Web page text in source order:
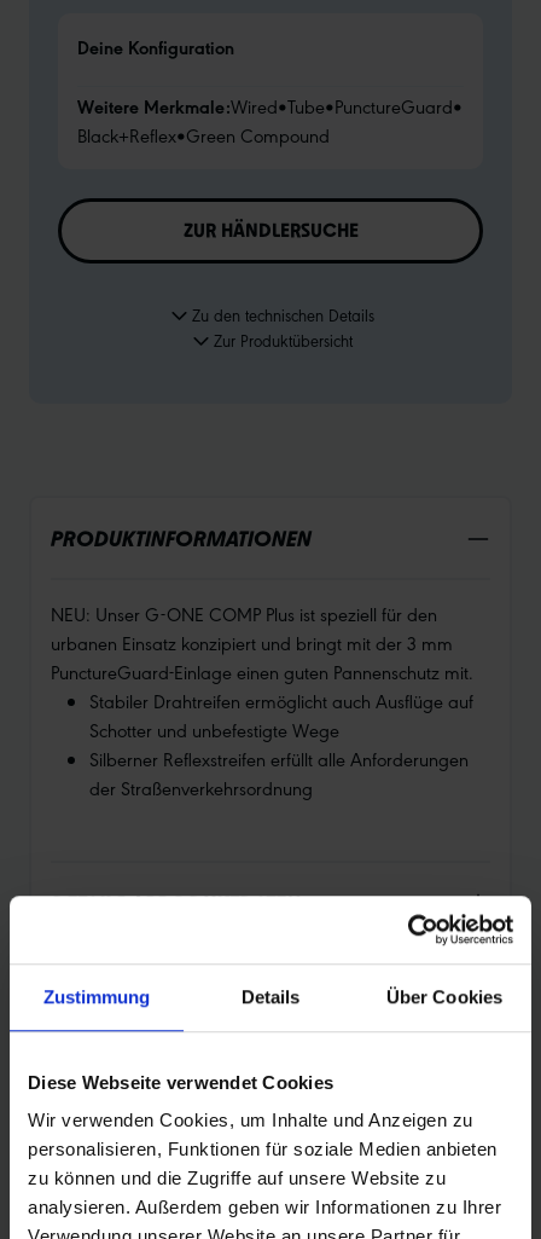
Zustimmung Details Über Cookies
Diese Webseite verwendet Cookies
Wir verwenden Cookies, um Inhalte und Anzeigen zu
personalisieren, Funktionen für soziale Medien anbieten
zu können und die Zugriffe auf unsere Website zu
analysieren. Außerdem geben wir Informationen zu Ihrer
Deine Konfiguration
Weitere Merkmale:Wired•Tube•PunctureGuard•
Black+Reflex•Green Compound
ZUR HÄNDLERSUCHE
Zu den technischen Details
Zur Produktübersicht
PRODUKTINFORMATIONEN
NEU: Unser G-ONE COMP Plus ist speziell für den
urbanen Einsatz konzipiert und bringt mit der 3 mm
PunctureGuard‑Einlage einen guten Pannenschutz mit.
Stabiler Drahtreifen ermöglicht auch Ausflüge auf
Schotter und unbefestigte Wege
Silberner Reflexstreifen erfüllt alle Anforderungen
der Straßenverkehrsordnung
DETAILS / PRODUKTDATEN
PRODUKTÜBERSICHT
Finde noch schneller deinen perfekten Reifen.
Nutze die Suche zur Eingrenzung der Artikel
oder filtere dir die Tabelle nach den
Kategorien, die dich interessieren. Sortiere die
Reifen mit den Pfeilen.